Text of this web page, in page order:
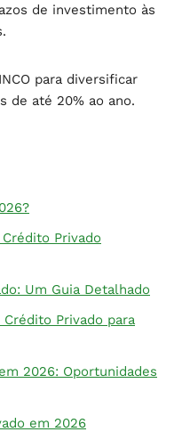
de investimento às
para diversificar
de até 20% ao ano.
Privado
Um Guia Detalhado
Privado para
2026: Oportunidades
em 2026